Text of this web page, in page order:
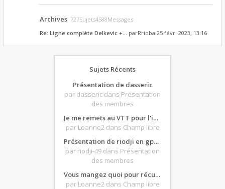
Archives 727Sujets4588Messages
Re: Ligne complète Delkevic +… parRrioba 25 févr. 2023, 13:16
Sujets Récents
Présentation de dasseric
par dasseric dans Présentation
des membres
Je me remets au VTT pour l'intersaison, version électrique
par Loanne2 dans Champ libre
Présentation de riodji en gpz500
par riodji-49 dans Présentation
des membres
Vous mangez quoi pour récupérer après une grosse journée de moto ?
par Loanne2 dans Champ libre